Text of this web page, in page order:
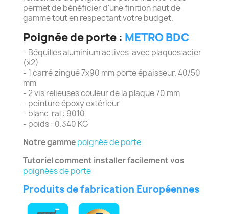
permet de bénéficier d'une finition haut de
gamme tout en respectant votre budget.
Poignée de porte : METRO BDC
- Béquilles aluminium actives avec plaques acier
(x2)
- 1 carré zingué 7x90 mm porte épaisseur. 40/50
mm
- 2 vis relieuses couleur de la plaque 70 mm
- peinture époxy extérieur
- blanc ral : 9010
- poids : 0.340 KG
Notre gammepoignée de porte
Tutoriel comment installer facilement vos
poignées de porte
Produits de fabrication Européennes